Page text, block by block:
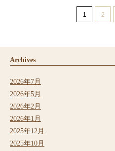
1 2
Archives
2026年7月
2026年5月
2026年2月
2026年1月
2025年12月
2025年10月